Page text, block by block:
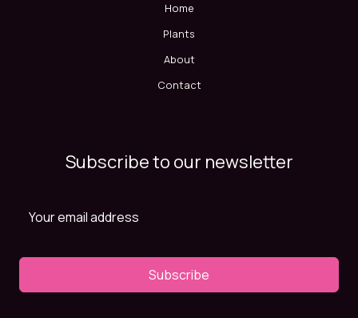
Home
Plants
About
Contact
Subscribe to our newsletter
Subscribe